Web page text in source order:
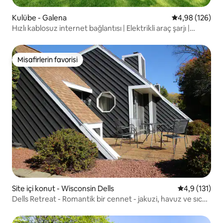
Kulübe - Galena 5 üzerinden
4,98 (126)
Hızlı kablosuz internet bağlantısı | Elektrikli araç şarjı |
Misafirlerin favorisi
Misafirlerin favorisi
Site içi konut - Wisconsin Dells 5 üzerinden
4,9 (131)
Dells Retreat - Romantik bir cennet - jakuzi, havuz ve sıcak